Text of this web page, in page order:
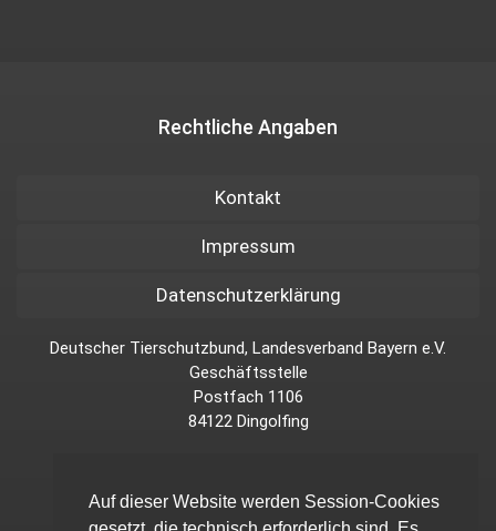
Auf dieser Website werden Session-Cookies
Rechtliche Angaben
Kontakt
Impressum
Datenschutzerklärung
Deutscher Tierschutzbund, Landesverband Bayern e.V.
Geschäftsstelle
Postfach 1106
84122 Dingolfing
Wir sind Mitglied im Dachverband